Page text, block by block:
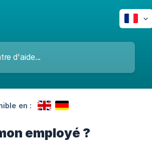
en :
employé ?